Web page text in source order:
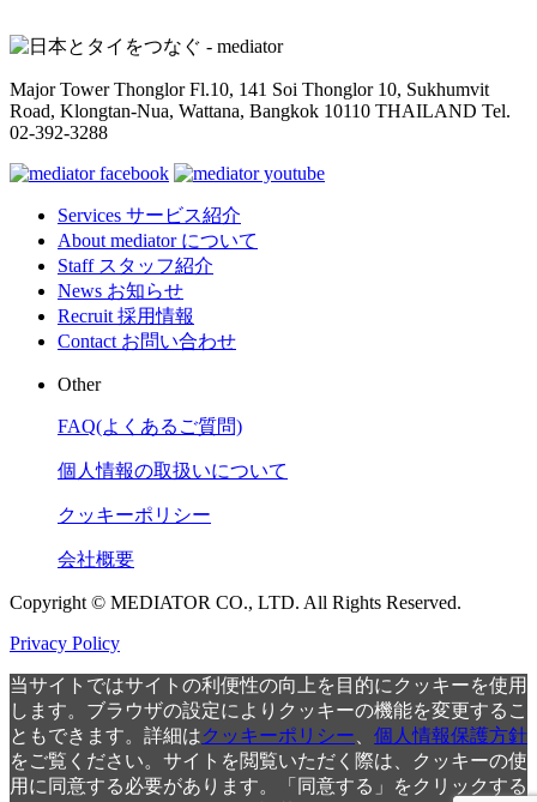
Major Tower Thonglor Fl.10, 141 Soi Thonglor 10, Sukhumvit
Road, Klongtan-Nua, Wattana, Bangkok 10110 THAILAND Tel.
02-392-3288
Services サービス紹介
About mediator について
Staff スタッフ紹介
News お知らせ
Recruit 採用情報
Contact お問い合わせ
Other
FAQ(よくあるご質問)
個人情報の取扱いについて
クッキーポリシー
会社概要
Copyright © MEDIATOR CO., LTD. All Rights Reserved.
Privacy Policy
当サイトではサイトの利便性の向上を目的にクッキーを使用
します。ブラウザの設定によりクッキーの機能を変更するこ
ともできます。詳細はクッキーポリシー
個人情報保護方針
をご覧ください。サイトを閲覧いただく際は、クッキーの使
用に同意する必要があります。「同意する」をクリックする